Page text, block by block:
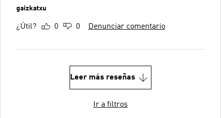
gaizkatxu
¿Útil? 0 0 Denunciar comentario
Leer más reseñas
Ir a filtros